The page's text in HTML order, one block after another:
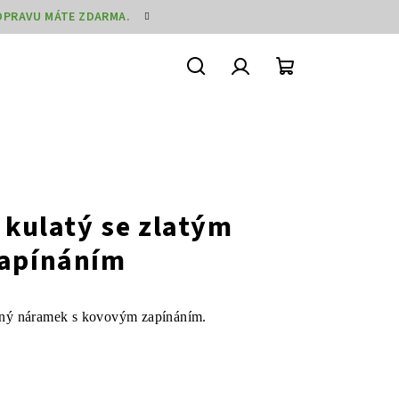
MÁTE ZDARMA.
se zlatým
náramek s kovovým zapínáním.